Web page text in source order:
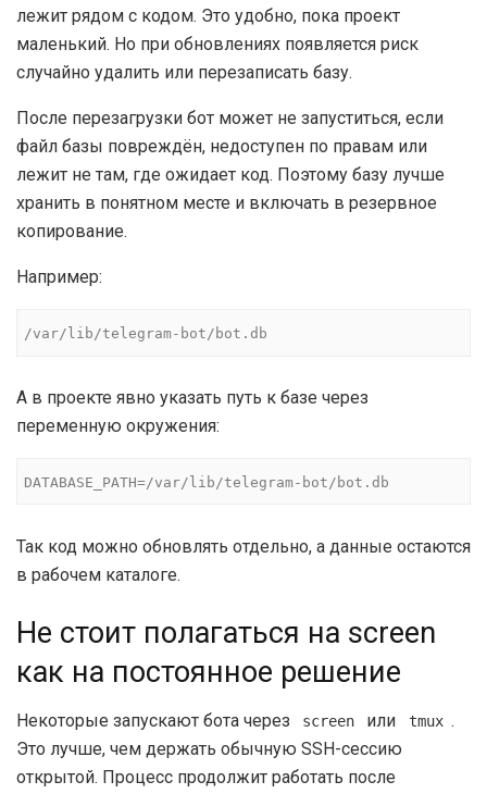
лежит рядом с кодом. Это удобно, пока проект
маленький. Но при обновлениях появляется риск
случайно удалить или перезаписать базу.
После перезагрузки бот может не запуститься, если
файл базы повреждён, недоступен по правам или
лежит не там, где ожидает код. Поэтому базу лучше
хранить в понятном месте и включать в резервное
копирование.
Например:
/var/lib/telegram-bot/bot.db
А в проекте явно указать путь к базе через
переменную окружения:
DATABASE_PATH=/var/lib/telegram-bot/bot.db
Так код можно обновлять отдельно, а данные остаются
в рабочем каталоге.
Не стоит полагаться на screen
как на постоянное решение
Некоторые запускают бота через screen или tmux .
Это лучше, чем держать обычную SSH-сессию
открытой. Процесс продолжит работать после